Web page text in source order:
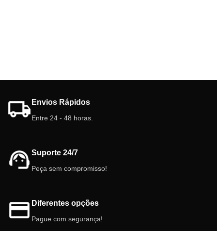
Envios Rápidos
Entre 24 - 48 horas.
Suporte 24/7
Peça sem compromisso!
Diferentes opções
Pague com segurança!